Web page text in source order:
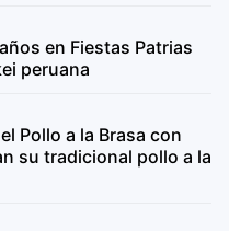
en Fiestas Patrias
peruana
Pollo a la Brasa con
su tradicional pollo a la